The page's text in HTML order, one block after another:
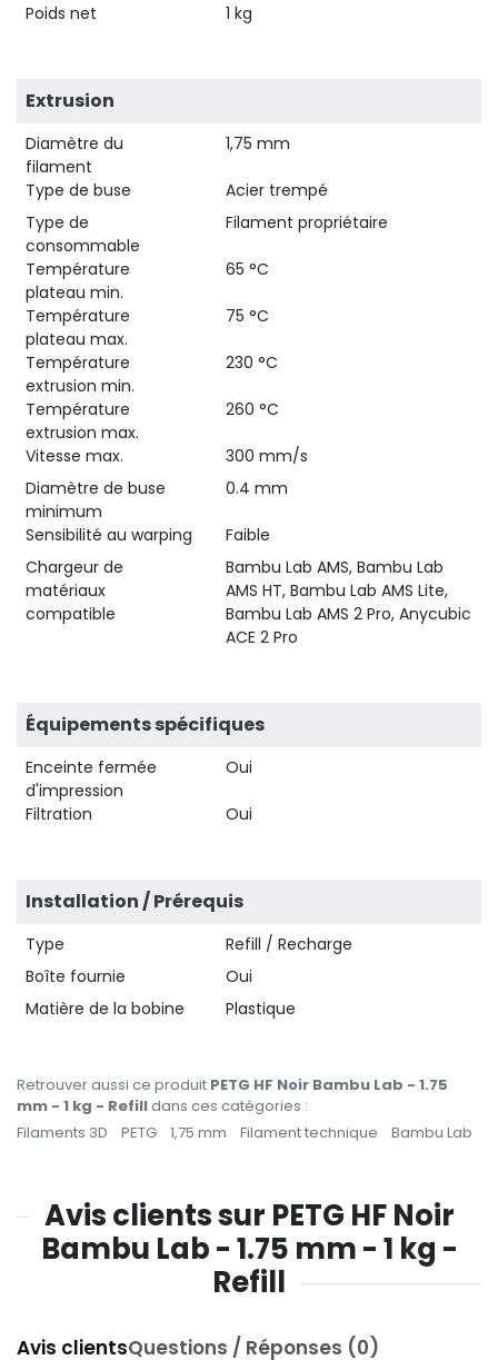
Poids net
1 kg
Extrusion
Diamètre du
filament
1,75 mm
Type de buse
Acier trempé
Type de
consommable
Filament propriétaire
Température
plateau min.
65 °C
Température
plateau max.
75 °C
Température
extrusion min.
230 °C
Température
extrusion max.
260 °C
Vitesse max.
300 mm/s
Diamètre de buse
minimum
0.4 mm
Sensibilité au warping
Faible
Chargeur de
matériaux
compatible
Bambu Lab AMS, Bambu Lab
AMS HT, Bambu Lab AMS Lite,
Bambu Lab AMS 2 Pro, Anycubic
ACE 2 Pro
Équipements spécifiques
Enceinte fermée
d'impression
Oui
Filtration Oui
Installation / Prérequis
Type
Refill / Recharge
Boîte fournie
Oui
Matière de la bobine
Plastique
Retrouver aussi ce produit PETG HF Noir Bambu Lab - 1.75
mm - 1 kg - Refilldans ces catégories :
Filaments 3D
PETG 1,75 mm Filament technique Bambu Lab
Avis clients sur PETG HF Noir
Bambu Lab - 1.75 mm - 1 kg -
Refill
Avis clientsQuestions / Réponses (0)